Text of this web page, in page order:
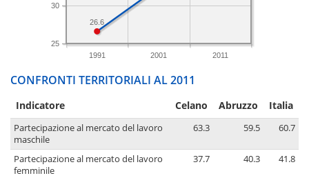
1991 2001 2011
25
30
26.6
CONFRONTI TERRITORIALI AL 2011
Indicatore Celano Abruzzo Italia
Partecipazione al mercato del lavoro
maschile
63.3 59.5 60.7
Partecipazione al mercato del lavoro
femminile
37.7 40.3 41.8